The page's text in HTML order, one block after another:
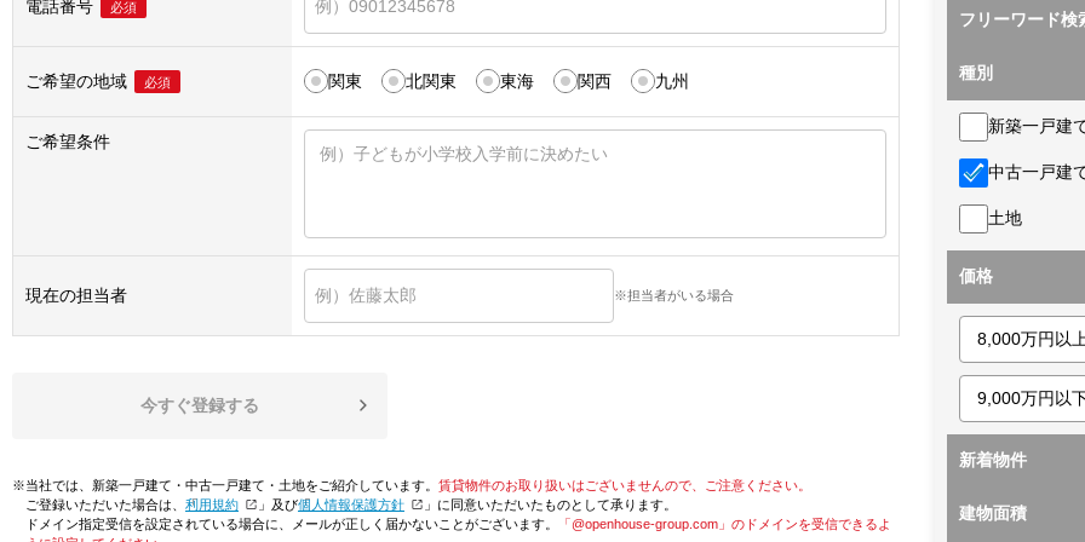
電話番号 必須
ご希望の地域 必須 関東 北関東 東海 関西 九州
ご希望条件
現在の担当者 ※担当者がいる場合
今すぐ登録する
※当社では、新築一戸建て・中古一戸建て・土地をご紹介しています。 賃貸物件のお取り扱いはございませんので、ご注意ください。
ご登録いただいた場合は、「利用規約 」及び「個人情報保護方針
」に同意いただいたものとして承ります。
ドメイン指定受信を設定されている場合に、メールが正しく届かないことがございます。
「@openhouse-group.com」のドメインを受信できるよ
フリーワード検
種別
新築一戸建
中古一戸建
土地
価格
新着物件
建物面積